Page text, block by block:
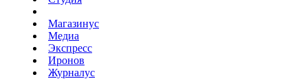
Магазинус
Медиа
Экспресс
Иронов
Журналус